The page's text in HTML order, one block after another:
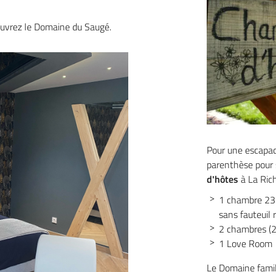
le Domaine du Saugé.
Pour une
parenthèse
d'hôtes à La
1 chambre
sans fauteuil
2 chambres
1 Love Room
Le Domaine